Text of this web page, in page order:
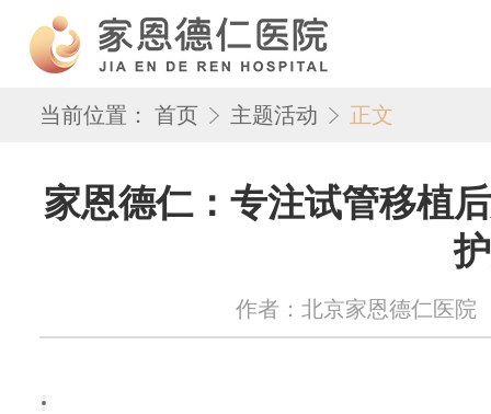
当前位置： 首页 主题活动 正文
家恩德仁：专注试管移植
作者：北京家恩德仁医院
.